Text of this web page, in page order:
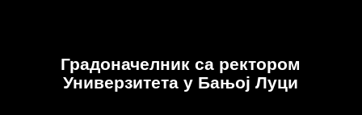
Градоначелник са ректором
Универзитета у Бањој Луци